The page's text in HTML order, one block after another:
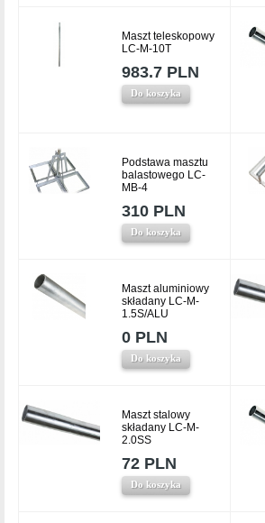
Maszt teleskopowy
LC-M-10T
983.7 PLN
Do koszyka
Podstawa masztu
balastowego LC-
MB-4
310 PLN
Do koszyka
Maszt aluminiowy
składany LC-M-
1.5S/ALU
0 PLN
Do koszyka
Maszt stalowy
składany LC-M-
2.0SS
72 PLN
Do koszyka